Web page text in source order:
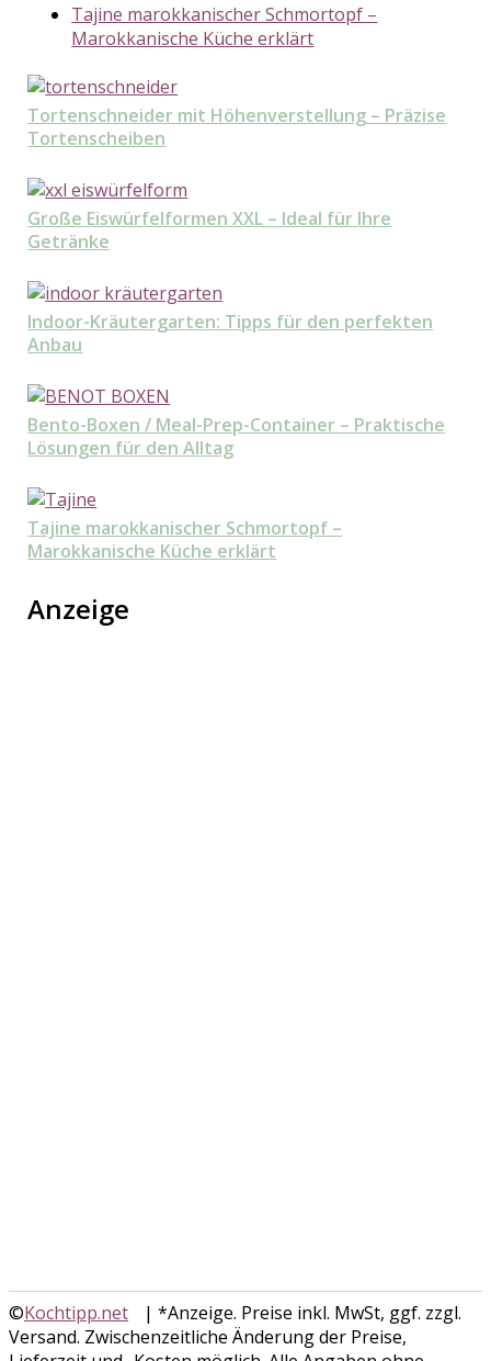
Tajine marokkanischer Schmortopf –
Marokkanische Küche erklärt
Tortenschneider mit Höhenverstellung – Präzise
Tortenscheiben
Große Eiswürfelformen XXL – Ideal für Ihre
Getränke
Indoor-Kräutergarten: Tipps für den perfekten
Anbau
Bento-Boxen / Meal-Prep-Container – Praktische
Lösungen für den Alltag
Tajine marokkanischer Schmortopf –
Marokkanische Küche erklärt
Anzeige
©Kochtipp.net
| *Anzeige. Preise inkl. MwSt, ggf. zzgl.
Versand. Zwischenzeitliche Änderung der Preise,